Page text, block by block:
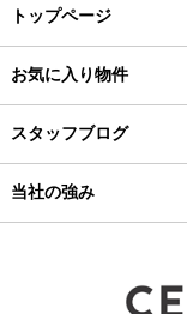
トップページ
お気に入り物件
スタッフブログ
当社の強み